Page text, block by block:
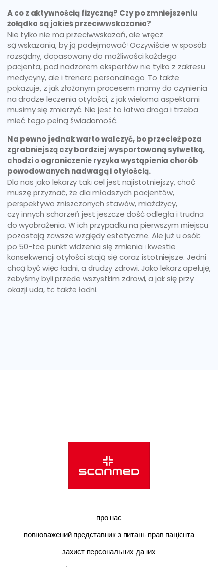
A co z aktywnością fizyczną? Czy po zmniejszeniu
żołądka są jakieś przeciwwskazania?
Nie tylko nie ma przeciwwskazań, ale wręcz
są wskazania, by ją podejmować! Oczywiście w sposób
rozsądny, dopasowany do możliwości każdego
pacjenta, pod nadzorem ekspertów nie tylko z zakresu
medycyny, ale i trenera personalnego. To także
pokazuje, z jak złożonym procesem mamy do czynienia
na drodze leczenia otyłości, z jak wieloma aspektami
musimy się zmierzyć. Nie jest to łatwa droga i trzeba
mieć tego pełną świadomość.
Na pewno jednak warto walczyć, bo przecież poza
zgrabniejszą czy bardziej wysportowaną sylwetką,
chodzi o ograniczenie ryzyka wystąpienia chorób
powodowanych nadwagą i otyłością.
Dla nas jako lekarzy taki cel jest najistotniejszy, choć
muszę przyznać, że dla młodszych pacjentów,
perspektywa zniszczonych stawów, miażdżycy,
czy innych schorzeń jest jeszcze dość odległa i trudna
do wyobrażenia. W ich przypadku na pierwszym miejscu
pozostają zawsze względy estetyczne. Ale już u osób
po 50-tce punkt widzenia się zmienia i kwestie
konsekwencji otyłości stają się coraz istotniejsze. Jedni
chcą być więc ładni, a drudzy zdrowi. Jako lekarz apeluję,
żebyśmy byli przede wszystkim zdrowi, a jak się przy
okazji uda, to także ładni.
про нас
повноважений представник з питань прав пацієнта
захист персональних даних